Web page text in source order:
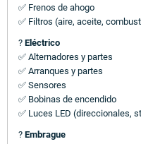
✅ Frenos de ahogo
✅ Filtros (aire, aceite,
? Eléctrico
✅ Alternadores y partes
✅ Arranques y partes
✅ Sensores
✅ Bobinas de encendido
✅ Luces LED (direccionales,
? Embrague